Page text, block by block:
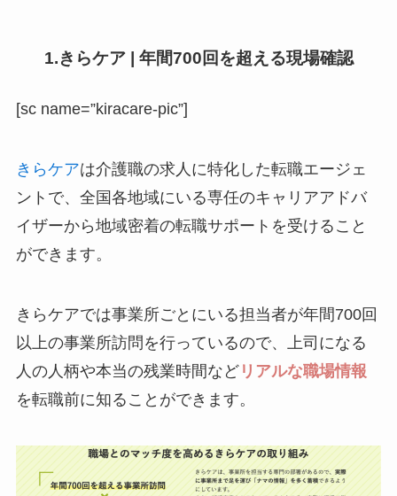
1.きらケア | 年間700回を超える現場確認
[sc name=”kiracare-pic”]
きらケアは介護職の求人に特化した転職エージェ
ントで、全国各地域にいる専任のキャリアアドバ
イザーから地域密着の転職サポートを受けること
ができます。
きらケアでは事業所ごとにいる担当者が年間700回
以上の事業所訪問を行っているので、上司になる
人の人柄や本当の残業時間などリアルな職場情報
を転職前に知ることができます。